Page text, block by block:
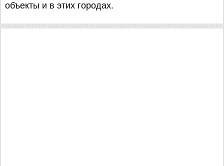
объекты и в этих городах.